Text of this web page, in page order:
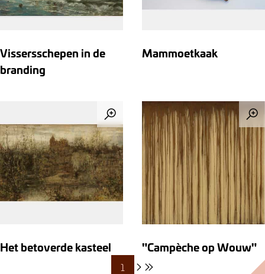
Vissersschepen in de
branding
Mammoetkaak
Het betoverde kasteel "Campèche op Wouw"
1